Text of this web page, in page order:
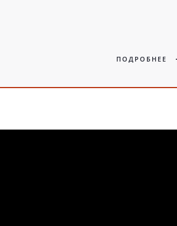
ПОДРОБНЕЕ